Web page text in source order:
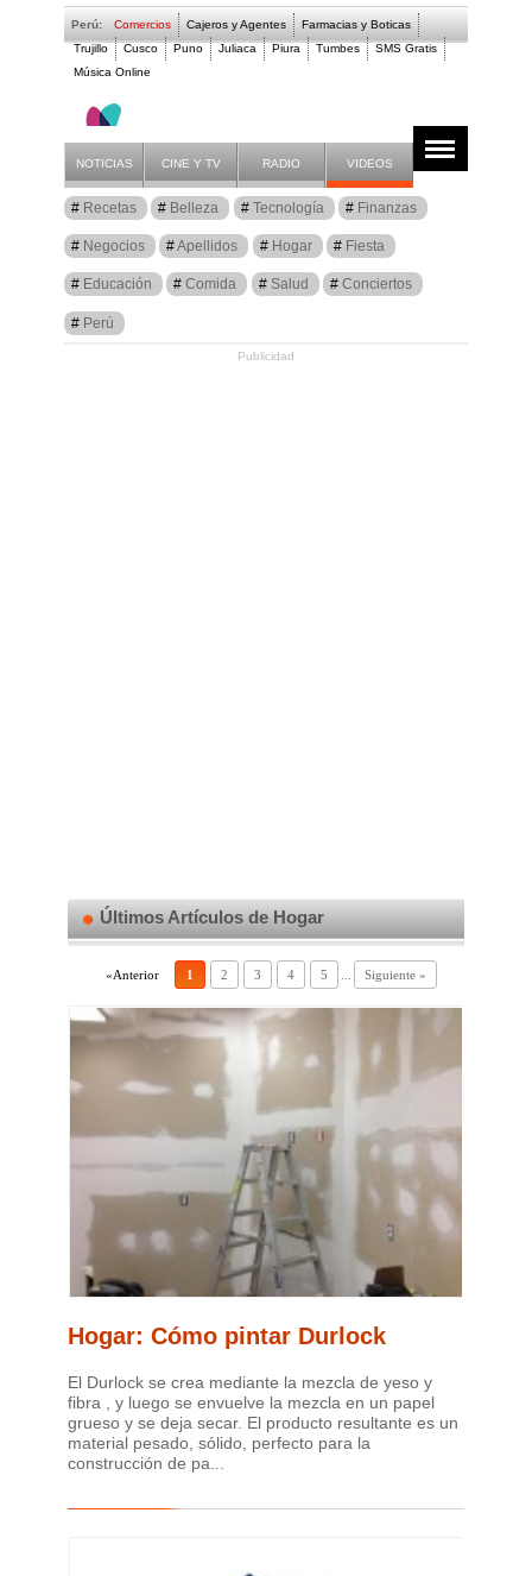
Perú: Comercios Cajeros y Agentes
Farmacias y Boticas
Trujillo
Cusco Puno Juliaca Piura Tumbes
SMS Gratis
Música Online
Artículos
Hogar
NOTICIAS CINE Y TV RADIO VIDEOS
Recetas Belleza Tecnología Finanzas
Negocios Apellidos Hogar Fiesta
Educación Comida Salud Conciertos
Perú
Publicidad
Últimos Artículos de Hogar
«Anterior 1 2 3 4 5 Siguiente »
Hogar: Cómo pintar Durlock
El Durlock se crea mediante la mezcla de yeso y
fibra , y luego se envuelve la mezcla en un papel
grueso y se deja secar. El producto resultante es un
material pesado, sólido, perfecto para la
construcción de pa...